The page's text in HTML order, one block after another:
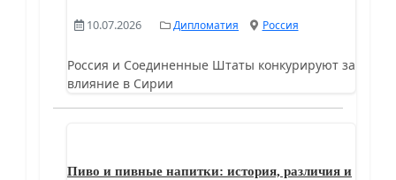
10.07.2026 Дипломатия Россия
Россия и Соединенные Штаты конкурируют за
влияние в Сирии
Пиво и пивные напитки: история, различия и